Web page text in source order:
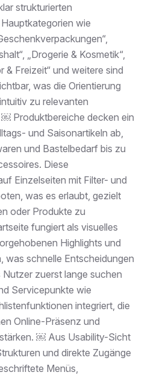
strukturierten
wie
„Drogerie & Kosmetik“,
& Freizeit“ und weitere sind
was die Orientierung
zu relevanten
Produktbereiche decken ein
und Saisonartikeln ab,
und Bastelbedarf bis zu
Diese
Einzelseiten mit Filter- und
was es erlaubt, gezielt
oder Produkte zu
fungiert als visuelles
Highlights und
was schnelle Entscheidungen
zuerst lange suchen
Servicepunkte wie
integriert, die
Online-Präsenz und
￼ Aus Usability-Sicht
und direkte Zugänge
Menüs,